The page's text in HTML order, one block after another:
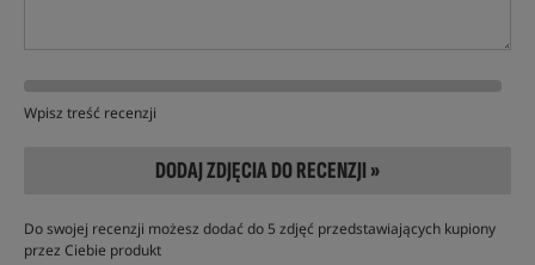
Wpisz treść recenzji
DODAJ ZDJĘCIA DO RECENZJI »
Do swojej recenzji możesz dodać do 5 zdjęć przedstawiających kupiony
przez Ciebie produkt